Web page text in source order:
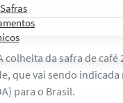
colheita da safra de
que vai sendo
para o Brasil.